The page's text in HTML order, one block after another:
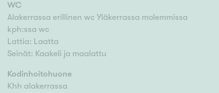
WC
Alakerrassa erillinen wc Yläkerrassa molemmissa
kph:ssa wc
Lattia: Laatta
Seinät: Kaakeli ja maalattu
Kodinhoitohuone
Khh alakerrassa